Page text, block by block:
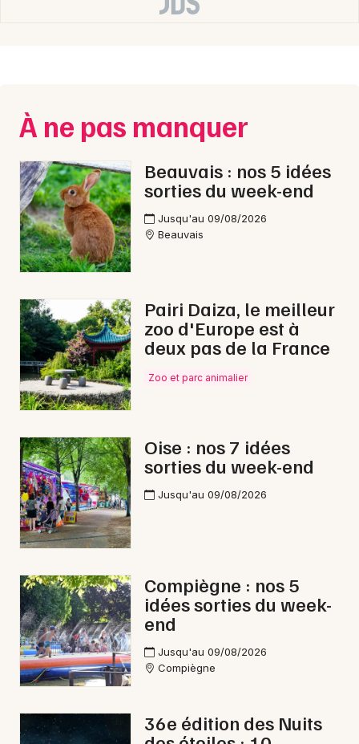
À ne pas manquer
Beauvais : nos 5 idées
sorties du week-end
Jusqu'au 09/08/2026
Beauvais
Pairi Daiza, le meilleur
zoo d'Europe est à
deux pas de la France
Zoo et parc animalier
Oise : nos 7 idées
sorties du week-end
Jusqu'au 09/08/2026
Compiègne : nos 5
idées sorties du week-
end
Jusqu'au 09/08/2026
Compiègne
36e édition des Nuits